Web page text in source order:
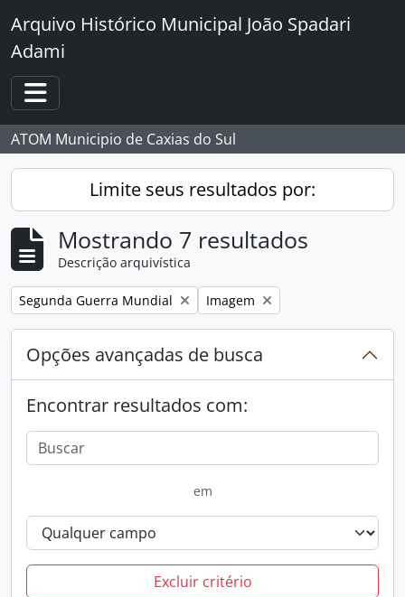
Skip to main content
Arquivo Histórico Municipal João Spadari
Adami
Toggle navigation
ATOM Municipio de Caxias do Sul
Limite seus resultados por:
Mostrando 7 resultados
Descrição arquivística
Remover filtro:
Segunda Guerra Mundial Remover filtro:
Imagem
Opções avançadas de busca
Encontrar resultados com:
em
Excluir critério